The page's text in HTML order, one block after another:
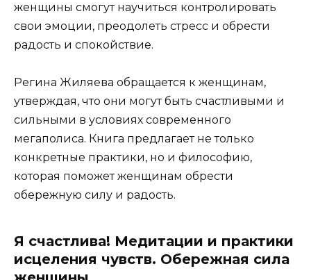
женщины смогут научиться контролировать
свои эмоции, преодолеть стресс и обрести
радость и спокойствие.
Регина Жиляева обращается к женщинам,
утверждая, что они могут быть счастливыми и
сильными в условиях современного
мегаполиса. Книга предлагает не только
конкретные практики, но и философию,
которая поможет женщинам обрести
обережную силу и радость.
Я счастлива! Медитации и практики
исцеления чувств. Обережная сила